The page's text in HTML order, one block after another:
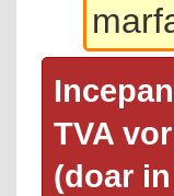
TVA
(doar